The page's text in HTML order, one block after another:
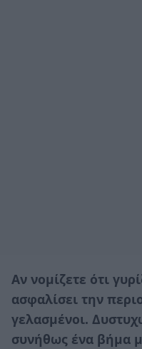
Αν νομίζετε ότι
ασφαλίσει την
γελασμένοι.
συνήθως ένα βήμα